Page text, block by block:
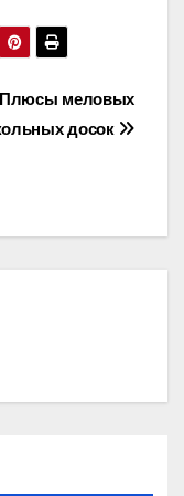
Плюсы меловых
досок